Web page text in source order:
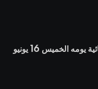
عقد مجلس جماعة ميسور دورة استثنائية يومه الخميس 16 يونيو